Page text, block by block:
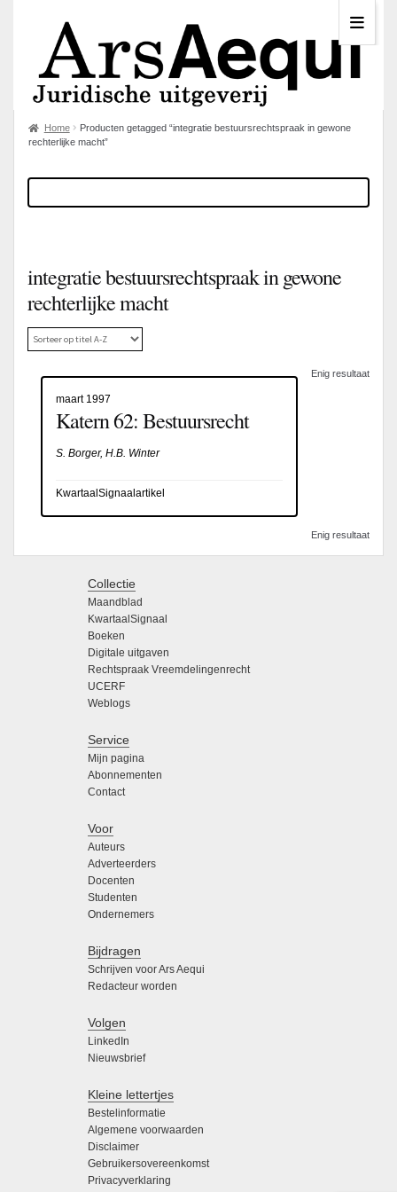
Home
Producten getagged “integratie bestuursrechtspraak in gewone
rechterlijke macht”
integratie bestuursrechtspraak in gewone
rechterlijke macht
Enig resultaat
maart 1997
Katern 62: Bestuursrecht
S. Borger, H.B. Winter
KwartaalSignaalartikel
Enig resultaat
Collectie
Maandblad
KwartaalSignaal
Boeken
Digitale uitgaven
Rechtspraak Vreemdelingenrecht
UCERF
Weblogs
Service
Mijn pagina
Abonnementen
Contact
Voor
Auteurs
Adverteerders
Docenten
Studenten
Ondernemers
Bijdragen
Schrijven voor Ars Aequi
Redacteur worden
Volgen
LinkedIn
Nieuwsbrief
Kleine lettertjes
Bestelinformatie
Algemene voorwaarden
Disclaimer
Gebruikersovereenkomst
Privacyverklaring